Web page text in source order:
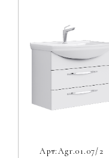
Арт:Agr.01.07/2